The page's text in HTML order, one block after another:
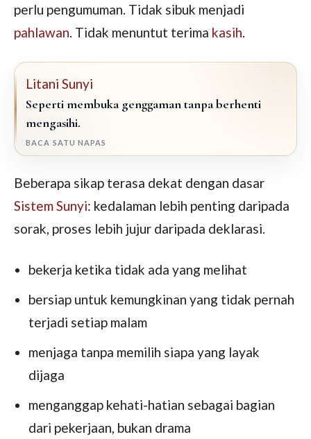
perlu pengumuman. Tidak sibuk menjadi
pahlawan. Tidak menuntut terima kasih.
Litani Sunyi
Seperti membuka genggaman tanpa berhenti
mengasihi.
BACA SATU NAPAS
Beberapa sikap terasa dekat dengan dasar
Sistem Sunyi: kedalaman lebih penting daripada
sorak, proses lebih jujur daripada deklarasi.
bekerja ketika tidak ada yang melihat
bersiap untuk kemungkinan yang tidak pernah
terjadi setiap malam
menjaga tanpa memilih siapa yang layak
dijaga
menganggap kehati-hatian sebagai bagian
dari pekerjaan, bukan drama